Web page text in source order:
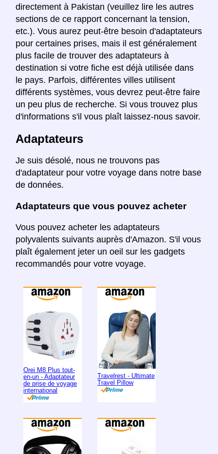
directement à Pakistan (veuillez lire les autres
sections de ce rapport concernant la tension,
etc.). Vous aurez peut-être besoin d'adaptateurs
pour certaines prises, mais il est généralement
plus facile de trouver des adaptateurs à
destination si votre fiche est déjà utilisée dans
le pays. Parfois, différentes villes utilisent
différents systèmes, vous devrez peut-être faire
un peu plus de recherche. Si vous trouvez plus
d'informations s'il vous plaît laissez-nous savoir.
Adaptateurs
Je suis désolé, nous ne trouvons pas
d'adaptateur pour votre voyage dans notre base
de données.
Adaptateurs que vous pouvez acheter
Vous pouvez acheter les adaptateurs
polyvalents suivants auprès d'Amazon. S'il vous
plaît également jeter un oeil sur les gadgets
recommandés pour votre voyage.
Orei M8 Plus tout-
en-un - Adaptateur
de prise de voyage
international
Travelrest - Ultimate
Travel Pillow